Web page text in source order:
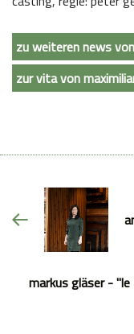
zu weiteren news
zur vita von
markus gläser -